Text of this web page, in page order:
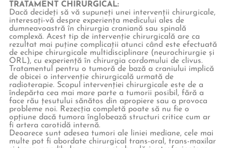
TRATAMENT CHIRURGICAL:
Dacă decideți să vă supuneți unei intervenții chirurgicale,
interesați-vă despre experiența medicului ales de
dumneavoastră în chirurgia craniană sau spinală
complexă. Acest tip de intervenție chirurgicală are ca
rezultat mai puține complicații atunci când este efectuată
de echipe chirurgicale multidisciplinare (neurochirurgie și
ORL), cu experiență în chirurgia cordomului de clivus.
Tratamentul pentru o tumoră de bază a craniului implică
de obicei o intervenție chirurgicală urmată de
radioterapie. Scopul intervenției chirurgicale este de a
îndepărta cea mai mare parte a tumorii posibil, fără a
face rău țesutului sănătos din apropiere sau a provoca
probleme noi. Rezecția completă poate să nu fie o
opțiune dacă tumora înglobează structuri critice cum ar
fi artera carotidă internă.
Deoarece sunt adesea tumori ale liniei mediane, cele mai
multe pot fi abordate chirurgical trans-oral, trans-maxilar